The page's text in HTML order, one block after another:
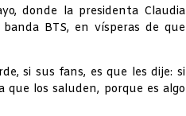
donde la presidenta Claudia
BTS, en vísperas de que
si sus fans, es que les dije: si
los saluden, porque es algo